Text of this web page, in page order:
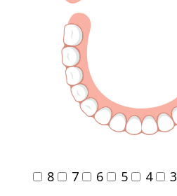
8 7 6 5 4 3